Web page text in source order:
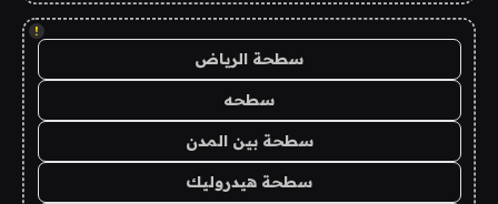
!
سطحة الرياض
سطحه
سطحة بين المدن
سطحة هيدروليك